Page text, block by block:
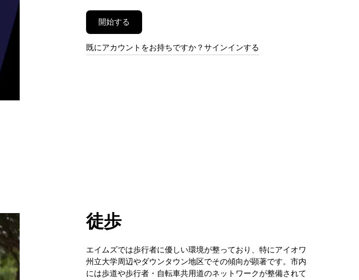
開始する
既にアカウントをお持ちですか？サインインする
徒歩
エイムズでは歩行者に優しい環境が整っており、特にアイオワ
州立大学周辺やダウンタウン地区でその傾向が顕著です。市内
には歩道や歩行者・自転車共用道のネットワークが整備されて